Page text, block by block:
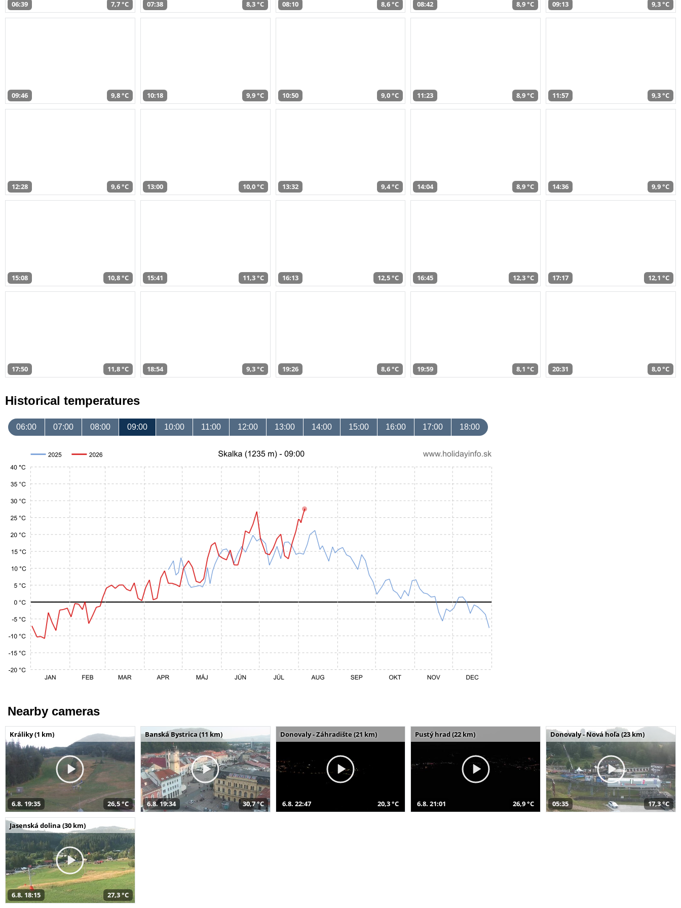
06:39 7,7 °C 07:38 8,3 °C 08:10 8,6 °C 08:42 8,9 °C 09:13 9,3 °C
09:46 9,8 °C 10:18 9,9 °C 10:50 9,0 °C 11:23 8,9 °C 11:57 9,3 °C
12:28 9,6 °C 13:00 10,0 °C 13:32 9,4 °C 14:04 8,9 °C 14:36 9,9 °C
15:08 10,8 °C 15:41 11,3 °C 16:13 12,5 °C 16:45 12,3 °C 17:17 12,1 °C
17:50 11,8 °C 18:54 9,3 °C 19:26 8,6 °C 19:59 8,1 °C 20:31 8,0 °C
Historical temperatures
06:00 07:00 08:00 09:00 10:00 11:00 12:00 13:00 14:00 15:00 16:00 17:00 18:00
Nearby cameras
Králiky (1 km)
6.8. 19:35 26,5 °C
Banská Bystrica (11 km)
6.8. 19:34 30,7 °C
Donovaly - Záhradište (21 km)
6.8. 22:47 20,3 °C
Pustý hrad (22 km)
6.8. 21:01 26,9 °C
Donovaly - Nová hoľa (23 km)
05:35 17,3 °C
Jasenská dolina (30 km)
6.8. 18:15 27,3 °C